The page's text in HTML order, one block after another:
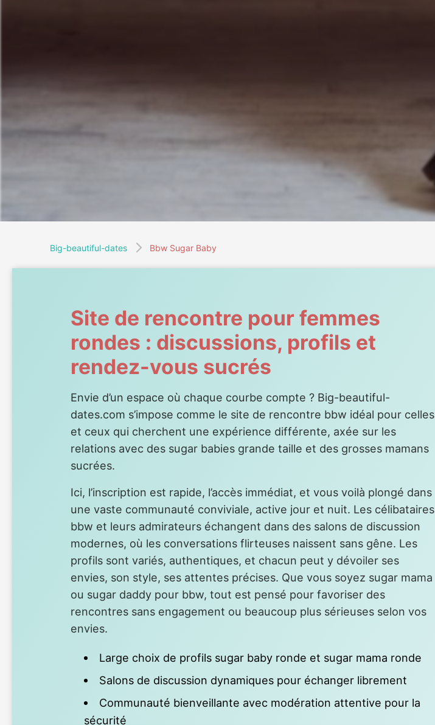
Big-beautiful-dates Bbw Sugar Baby
Site de rencontre pour femmes
rondes : discussions, profils et
rendez-vous sucrés
Envie d’un espace où chaque courbe compte ? Big-beautiful-
dates.com s’impose comme le site de rencontre bbw idéal pour celles
et ceux qui cherchent une expérience différente, axée sur les
relations avec des sugar babies grande taille et des grosses mamans
sucrées.
Ici, l’inscription est rapide, l’accès immédiat, et vous voilà plongé dans
une vaste communauté conviviale, active jour et nuit. Les célibataires
bbw et leurs admirateurs échangent dans des salons de discussion
modernes, où les conversations flirteuses naissent sans gêne. Les
profils sont variés, authentiques, et chacun peut y dévoiler ses
envies, son style, ses attentes précises. Que vous soyez sugar mama
ou sugar daddy pour bbw, tout est pensé pour favoriser des
rencontres sans engagement ou beaucoup plus sérieuses selon vos
envies.
Large choix de profils sugar baby ronde et sugar mama ronde
Salons de discussion dynamiques pour échanger librement
Communauté bienveillante avec modération attentive pour la
sécurité